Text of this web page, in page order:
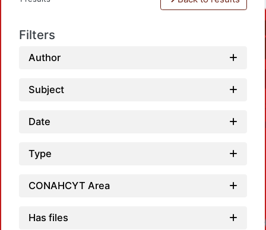
Filters
Author
Subject
Date
Type
CONAHCYT Area
Has files